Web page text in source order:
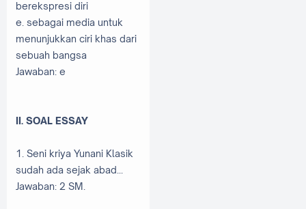
berekspresi diri
e. sebagai media untuk
menunjukkan ciri khas dari
sebuah bangsa
Jawaban: e
II. SOAL ESSAY
1. Seni kriya Yunani Klasik
sudah ada sejak abad...
Jawaban: 2 SM.